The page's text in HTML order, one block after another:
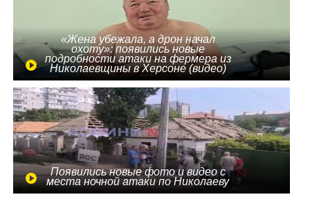
«Жена убежала, а дрон начал
охоту»: появились новые
подробности атаки на фермера из
Николаевщины в Херсоне (видео)
Появились новые фото и видео с
места ночной атаки по Николаеву